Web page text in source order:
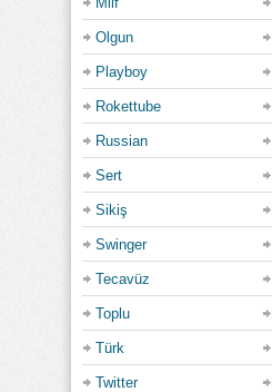
Olgun
Playboy
Rokettube
Russian
Sert
Sikiş
Swinger
Tecavüz
Toplu
Türk
Twitter